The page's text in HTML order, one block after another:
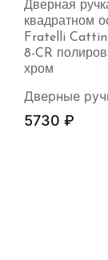
Дверная
квадратном
Fratelli
8-CR
хром
Дверные
5730 ₽